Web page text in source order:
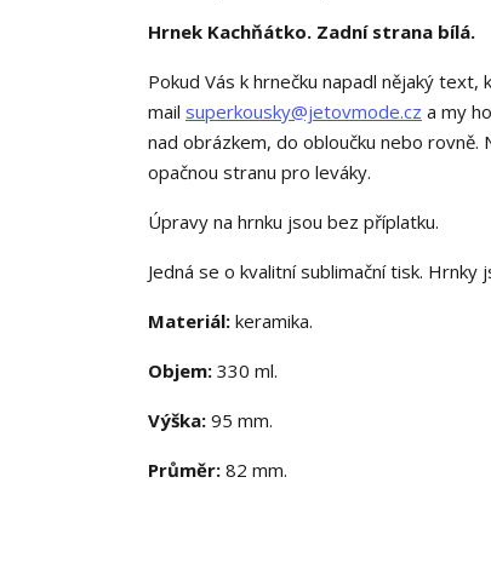
Hrnek Kachňátko. Zadní strana bílá.
Pokud Vás k hrnečku napadl nějaký
mail superkousky@jetovmode.cz a my
nad obrázkem, do obloučku nebo rovně.
opačnou stranu pro leváky.
Úpravy na hrnku jsou bez příplatku.
Jedná se o kvalitní sublimační tisk.
Materiál: keramika.
Objem: 330 ml.
Výška: 95 mm.
Průměr: 82 mm.